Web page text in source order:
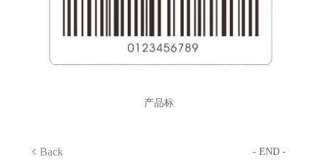
产品标
Back - END -